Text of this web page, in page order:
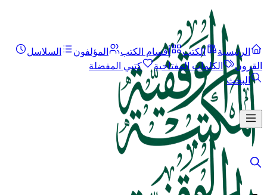
الرئيسية الكتب أقسام الكتب المؤلفون
السلاسل
القرون
الكلمات المفتاحية
كتبي المفضلة
البحث